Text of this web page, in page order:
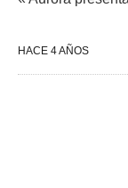
HACE 4 AÑOS